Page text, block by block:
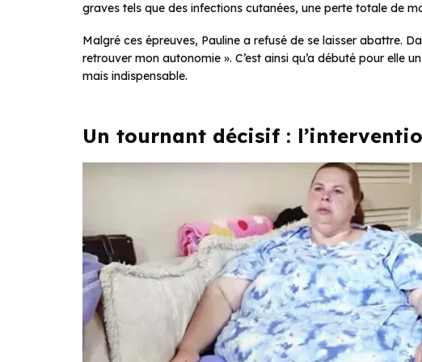
graves tels que des infections cutanées, une perte totale de
Malgré ces épreuves, Pauline a refusé de se laisser abattre.
retrouver mon autonomie ». C’est ainsi qu’a débuté pour elle
mais indispensable.
Un tournant décisif :